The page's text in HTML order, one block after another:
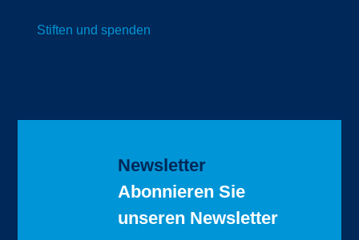
Stiften und spenden
Newsletter
Abonnieren Sie
unseren Newsletter